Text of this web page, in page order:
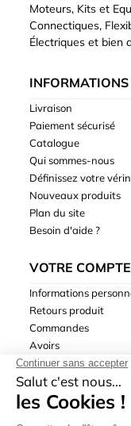
Moteurs, Kits et
Connectiques,
Électriques et bien
INFORMATIONS
Livraison
Paiement sécurisé
Catalogue
Qui sommes-nous
Définissez votre
Nouveaux produits
Plan du site
Besoin d'aide ?
VOTRE COMPTE
Informations
Retours produit
Commandes
Avoirs
Adresses
Bons de réduction